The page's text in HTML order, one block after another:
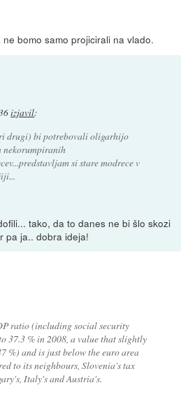
bomo samo projicirali na vlado.
izjavil:
drugi) bi potrebovali oligarhijo
nekorumpiranih
si stare modrece v
tako, da to danes ne bi šlo skozi
pa ja.. dobra ideja!
ratio (including social security
37.3 % in 2008, a value that slightly
%) and is just below the euro area
to its neighbours, Slovenia's tax
Italy's and Austria's.